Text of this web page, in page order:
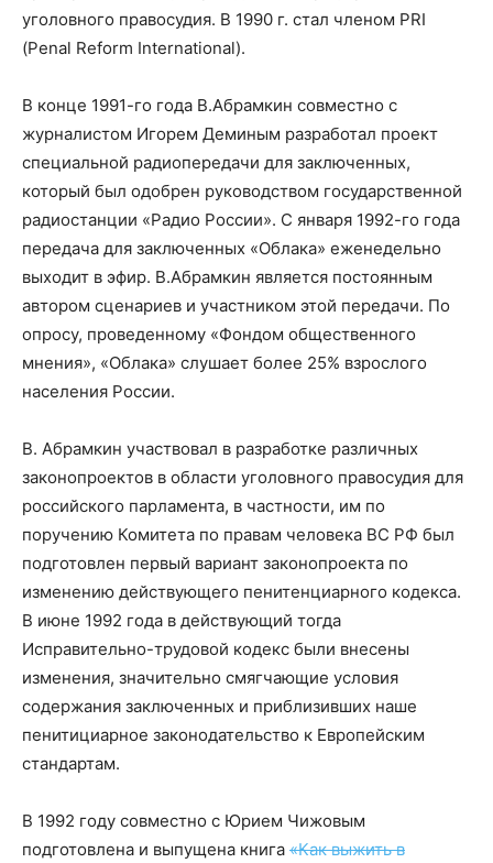
уголовного правосудия. В 1990 г. стал членом PRI
(Penal Reform International).
В конце 1991-го года В.Абрамкин совместно с
журналистом Игорем Деминым разработал проект
специальной радиопередачи для заключенных,
который был одобрен руководством государственной
радиостанции «Радио России». С января 1992-го года
передача для заключенных «Облака» еженедельно
выходит в эфир. В.Абрамкин является постоянным
автором сценариев и участником этой передачи. По
опросу, проведенному «Фондом общественного
мнения», «Облака» слушает более 25% взрослого
населения России.
В. Абрамкин участвовал в разработке различных
законопроектов в области уголовного правосудия для
российского парламента, в частности, им по
поручению Комитета по правам человека ВС РФ был
подготовлен первый вариант законопроекта по
изменению действующего пенитенциарного кодекса.
В июне 1992 года в действующий тогда
Исправительно-трудовой кодекс были внесены
изменения, значительно смягчающие условия
содержания заключенных и приблизивших наше
пенитициарное законодательство к Европейским
стандартам.
В 1992 году совместно с Юрием Чижовым
подготовлена и выпущена книга «Как выжить в